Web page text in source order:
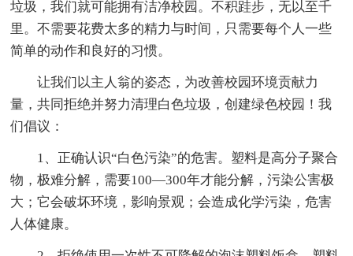
垃圾，我们就可能拥有洁净校园。不积跬步，无以至千
里。不需要花费太多的精力与时间，只需要每个人一些
简单的动作和良好的习惯。
让我们以主人翁的姿态，为改善校园环境贡献力
量，共同拒绝并努力清理白色垃圾，创建绿色校园！我
们倡议：
1、正确认识“白色污染”的危害。塑料是高分子聚合
物，极难分解，需要100—300年才能分解，污染公害极
大；它会破坏环境，影响景观；会造成化学污染，危害
人体健康。